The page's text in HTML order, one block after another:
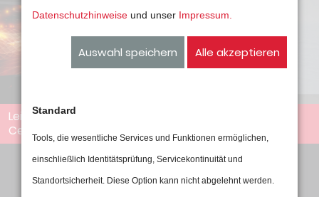
Leinwände für Fitness
Center
alphaluxx Produkte
Datenschutzhinweise und unser Impressum.
Auswahl speichern Alle akzeptieren
Standard
Tools, die wesentliche Services und Funktionen ermöglichen,
einschließlich Identitätsprüfung, Servicekontinuität und
Standortsicherheit. Diese Option kann nicht abgelehnt werden.